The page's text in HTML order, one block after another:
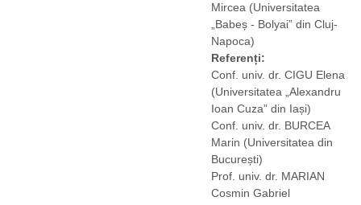
Mircea (Universitatea
„Babeș - Bolyai” din Cluj-
Napoca)
Referenți:
Conf. univ. dr. CIGU Elena
(Universitatea „Alexandru
Ioan Cuza” din Iași)
Conf. univ. dr. BURCEA
Marin (Universitatea din
București)
Prof. univ. dr. MARIAN
Cosmin Gabriel